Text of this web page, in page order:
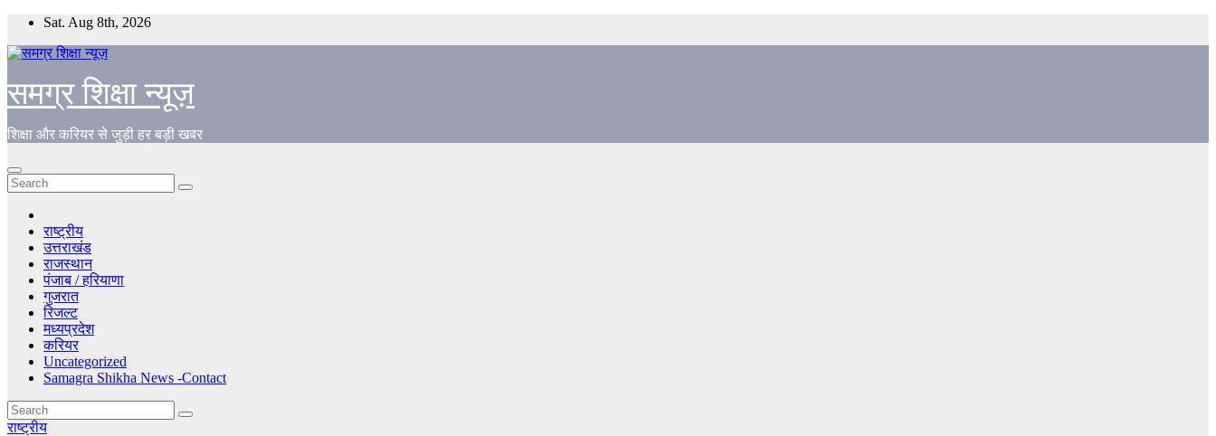
Skip
content
Sat. Aug 8th, 2026
समग्र शिक्षा न्यूज़
शिक्षा और करियर से जुड़ी हर बड़ी खबर
राष्ट्रीय
उत्तराखंड
राजस्थान
पंजाब / हरियाणा
गुजरात
रिजल्ट
मध्यप्रदेश
करियर
Uncategorized
Samagra Shikha News -Contact
राष्ट्रीय